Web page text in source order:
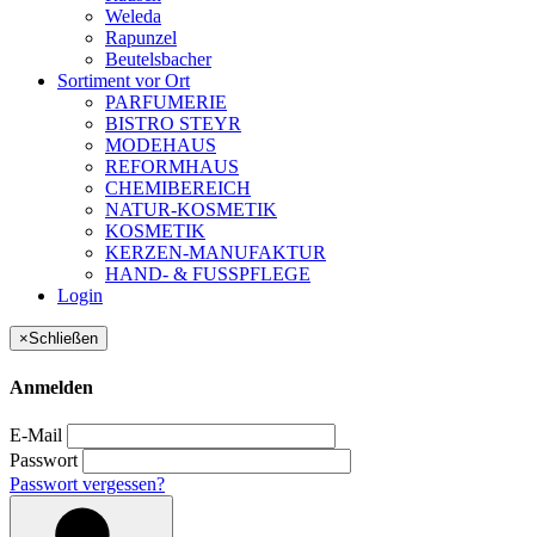
Weleda
Rapunzel
Beutelsbacher
Sortiment vor Ort
PARFUMERIE
BISTRO STEYR
MODEHAUS
REFORMHAUS
CHEMIBEREICH
NATUR-KOSMETIK
KOSMETIK
KERZEN-MANUFAKTUR
HAND- & FUSSPFLEGE
Login
×Schließen
Anmelden
E-Mail
Passwort
Passwort vergessen?